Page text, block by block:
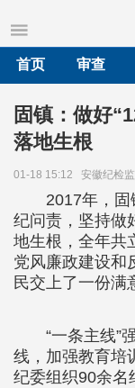
首页
审查
固镇：做好
落地生根
01-18 15:12 安徽纪检
2017年，
纪问责，坚持做
地生根，全年共
党风廉政建设和
民交上了一份满
“一条主线”
线，加强教育培
纪委组织90余名